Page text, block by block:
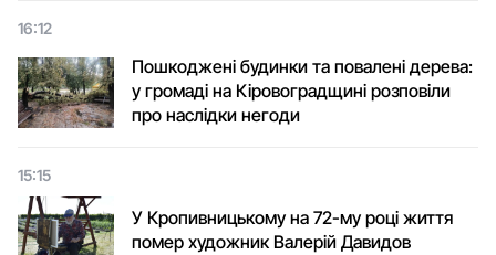
16:12
Пошкоджені будинки та повалені дерева:
у громаді на Кіровоградщині розповіли
про наслідки негоди
15:15
У Кропивницькому на 72-му році життя
помер художник Валерій Давидов